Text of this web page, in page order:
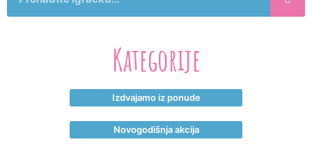
Kategorije
Izdvajamo iz ponude
Novogodišnja akcija